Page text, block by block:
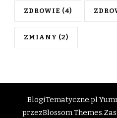
ZDROWIE (4)
ZMIANY (2)
BlogiTematyczne.pl
przezBlossom Themes